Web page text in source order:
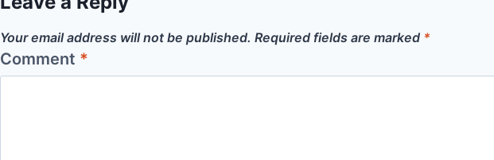
Your email address will not be published. Required fields are marked *
Comment *